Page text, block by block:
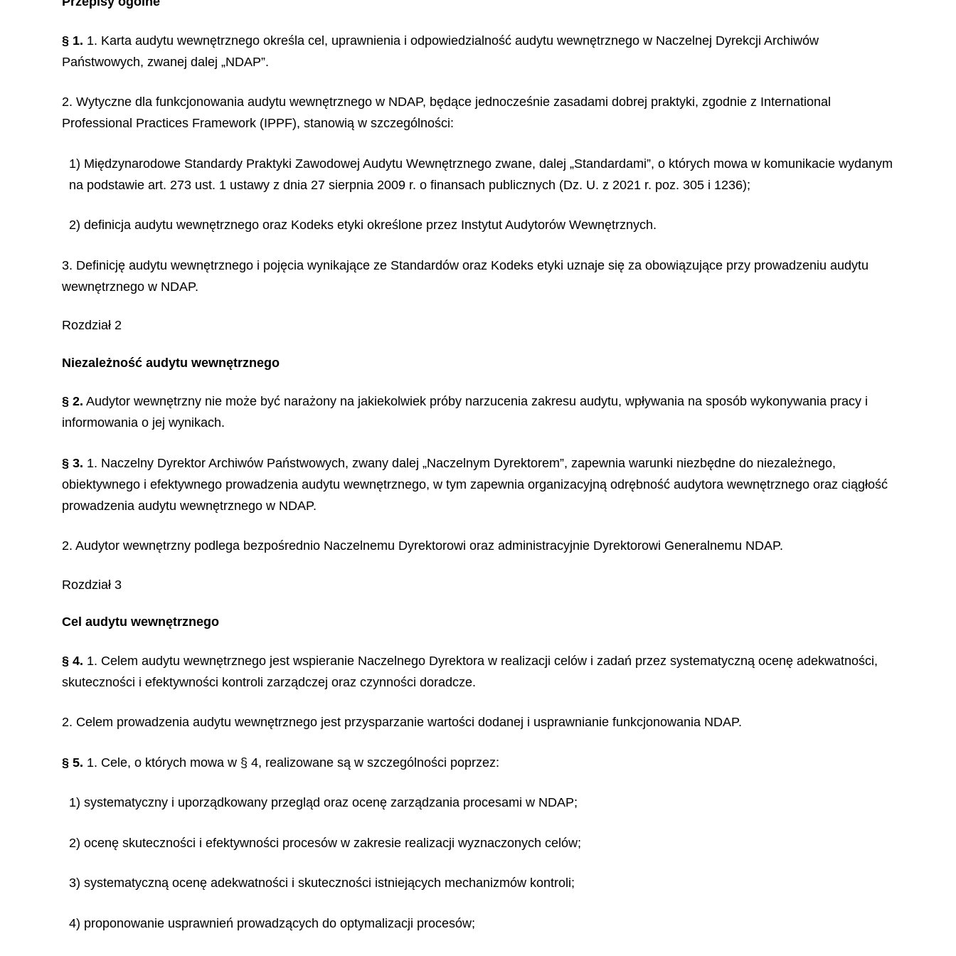
§ 1. 1. Karta audytu wewnętrznego określa cel, uprawnienia i odpowiedzialność audytu wewnętrznego w Naczelnej Dyrekcji Archiwów
Państwowych, zwanej dalej „NDAP”.
2. Wytyczne dla funkcjonowania audytu wewnętrznego w NDAP, będące jednocześnie zasadami dobrej praktyki, zgodnie z International
Professional Practices Framework (IPPF), stanowią w szczególności:
1) Międzynarodowe Standardy Praktyki Zawodowej Audytu Wewnętrznego zwane, dalej „Standardami”, o których mowa w komunikacie wydanym
na podstawie art. 273 ust. 1 ustawy z dnia 27 sierpnia 2009 r. o finansach publicznych (Dz. U. z 2021 r. poz. 305 i 1236);
2) definicja audytu wewnętrznego oraz Kodeks etyki określone przez Instytut Audytorów Wewnętrznych.
3. Definicję audytu wewnętrznego i pojęcia wynikające ze Standardów oraz Kodeks etyki uznaje się za obowiązujące przy prowadzeniu audytu
wewnętrznego w NDAP.
Rozdział 2
Niezależność audytu wewnętrznego
§ 2. Audytor wewnętrzny nie może być narażony na jakiekolwiek próby narzucenia zakresu audytu, wpływania na sposób wykonywania pracy i
informowania o jej wynikach.
§ 3. 1. Naczelny Dyrektor Archiwów Państwowych, zwany dalej „Naczelnym Dyrektorem”, zapewnia warunki niezbędne do niezależnego,
obiektywnego i efektywnego prowadzenia audytu wewnętrznego, w tym zapewnia organizacyjną odrębność audytora wewnętrznego oraz ciągłość
prowadzenia audytu wewnętrznego w NDAP.
2. Audytor wewnętrzny podlega bezpośrednio Naczelnemu Dyrektorowi oraz administracyjnie Dyrektorowi Generalnemu NDAP.
Rozdział 3
Cel audytu wewnętrznego
§ 4. 1. Celem audytu wewnętrznego jest wspieranie Naczelnego Dyrektora w realizacji celów i zadań przez systematyczną ocenę adekwatności,
skuteczności i efektywności kontroli zarządczej oraz czynności doradcze.
2. Celem prowadzenia audytu wewnętrznego jest przysparzanie wartości dodanej i usprawnianie funkcjonowania NDAP.
§ 5. 1. Cele, o których mowa w § 4, realizowane są w szczególności poprzez:
1) systematyczny i uporządkowany przegląd oraz ocenę zarządzania procesami w NDAP;
2) ocenę skuteczności i efektywności procesów w zakresie realizacji wyznaczonych celów;
3) systematyczną ocenę adekwatności i skuteczności istniejących mechanizmów kontroli;
4) proponowanie usprawnień prowadzących do optymalizacji procesów;